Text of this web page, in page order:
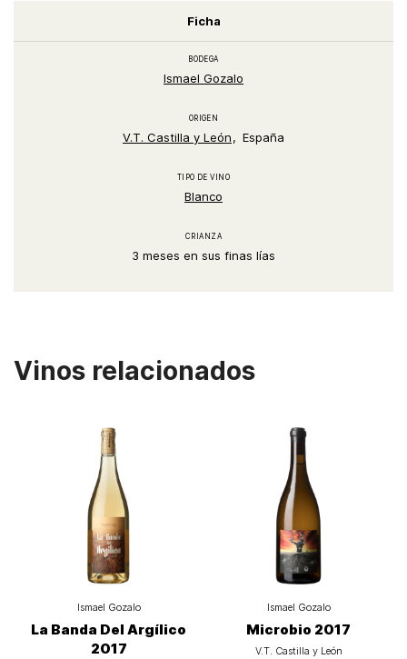
Ficha
BODEGA
Ismael Gozalo
ORIGEN
V.T. Castilla y León España
TIPO DE VINO
Blanco
CRIANZA
3 meses en sus finas lías
Vinos relacionados
Ismael Gozalo
La Banda Del Argílico
2017
Ismael Gozalo
Microbio 2017
V.T. Castilla y León